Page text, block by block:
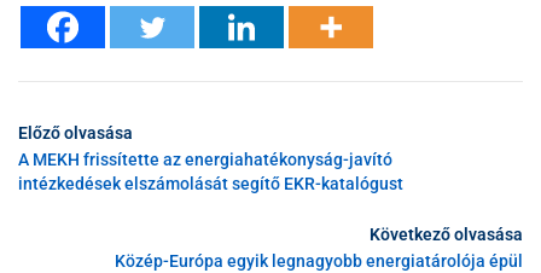
Előző olvasása
A MEKH frissítette az energiahatékonyság-javító
intézkedések elszámolását segítő EKR-katalógust
Következő olvasása
Közép-Európa egyik legnagyobb energiatárolója épül